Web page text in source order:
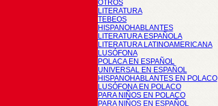
OTROS
LITERATURA
TEBEOS
HISPANOHABLANTES
LITERATURA ESPAÑOLA
LITERATURA LATINOAMERICANA
LUSÓFONA
POLACA EN ESPAÑOL
UNIVERSAL EN ESPAÑOL
HISPANOHABLANTES EN POLACO
LUSÓFONA EN POLACO
PARA NIÑOS EN POLACO
PARA NIÑOS EN ESPAÑOL